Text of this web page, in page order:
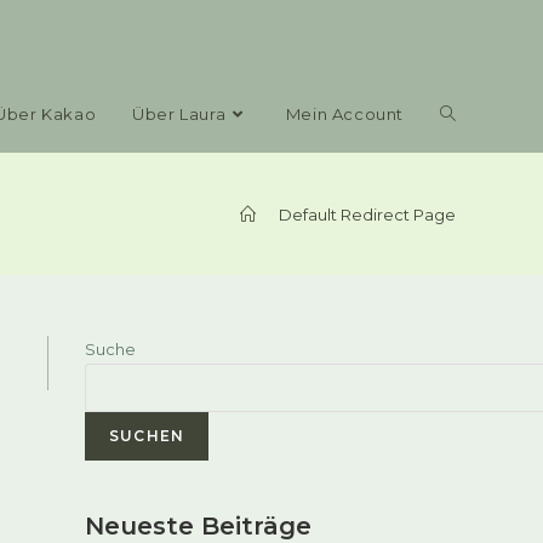
Kakao Über Laura Mein Account Toggle
Default Redirect Page
Suche
SUCHEN
Neueste Beiträge